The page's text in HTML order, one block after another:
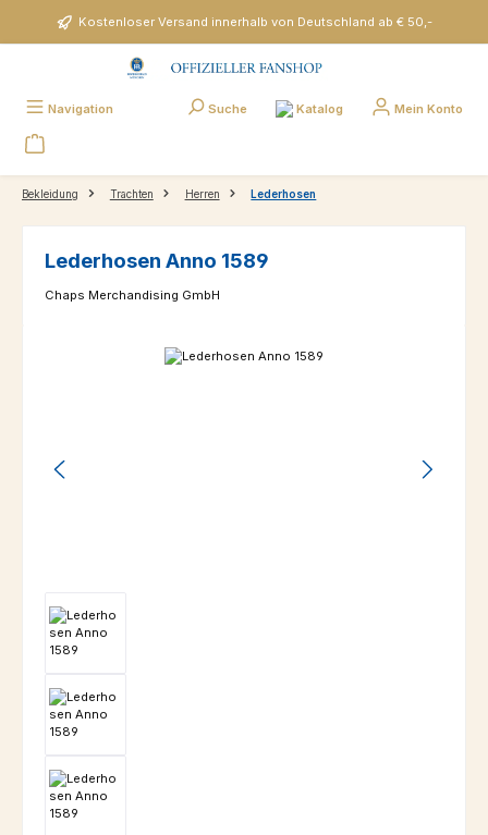
Zum Hauptinhalt springenKostenloser Versand innerhalb von Deutschland ab € 50,-
Navigation Suche Katalog Mein Konto
Bekleidung Trachten Herren Lederhosen
Lederhosen Anno 1589
Chaps Merchandising GmbH
Bildergalerie überspringen